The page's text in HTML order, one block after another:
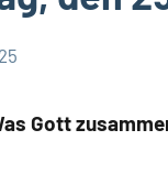
Gott